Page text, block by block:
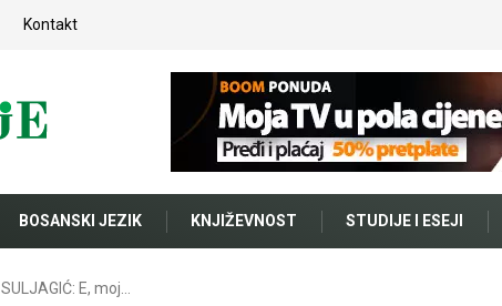
Kontakt
BOSANSKI JEZIK KNJIŽEVNOST STUDIJE I ESEJI
SULJAGIĆ: E, moj…